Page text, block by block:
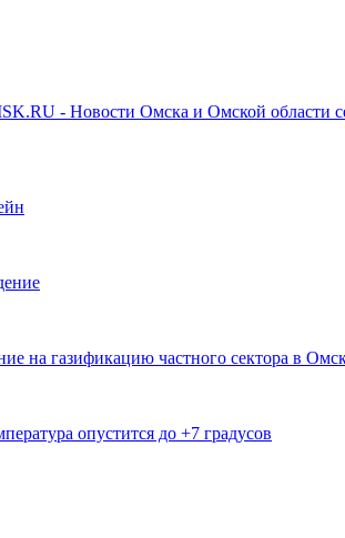
- Новости Омска и Омской области
на газификацию частного сектора в
опустится до +7 градусов